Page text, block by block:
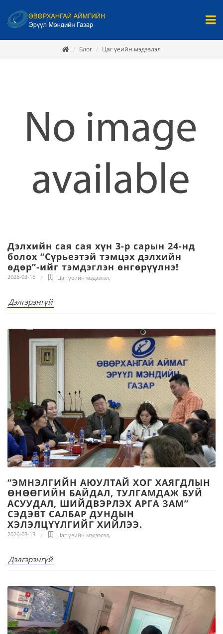
Блог Цаг үеийн мэдээлэл
Дэлхийн сая сая хүн 3-р сарын 24-нд
болох “Сүрьеэтэй тэмцэх дэлхийн
өдөр”-ийг тэмдэглэн өнгөрүүлнэ!
2026-03-16 Цаг үеийн мэдээлэл,
Дэлгэрэнгүй
“ЭМНЭЛГИЙН АЮУЛТАЙ ХОГ ХАЯГДЛЫН
ӨНӨӨГИЙН БАЙДАЛ, ТУЛГАМДАЖ БУЙ
АСУУДАЛ, ШИЙДВЭРЛЭХ АРГА ЗАМ”
СЭДЭВТ САЛБАР ДУНДЫН
ХЭЛЭЛЦҮҮЛГИЙГ ХИЙЛЭЭ.
2026-03-13 Цаг үеийн мэдээлэл,
Дэлгэрэнгүй